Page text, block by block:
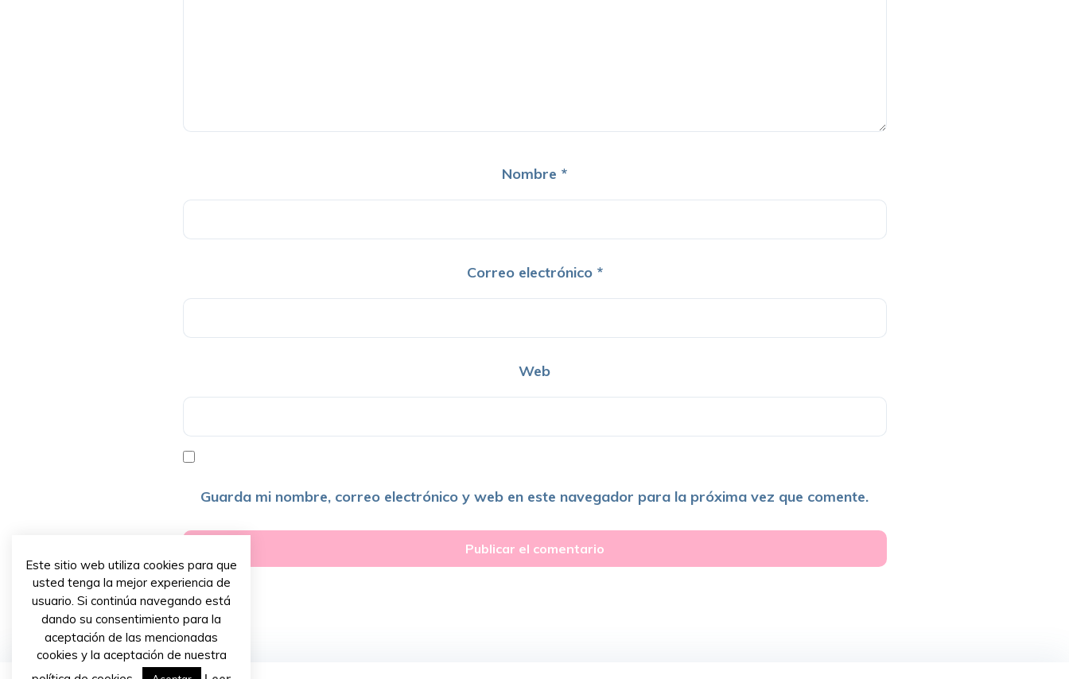
Nombre *
Correo electrónico *
Web
Guarda mi nombre, correo electrónico y web en este navegador para la próxima vez que comente.
Este sitio web utiliza cookies para que
usted tenga la mejor experiencia de
usuario. Si continúa navegando está
dando su consentimiento para la
aceptación de las mencionadas
cookies y la aceptación de nuestra